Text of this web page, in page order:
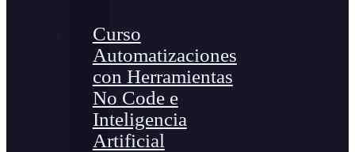
Curso
Automatizaciones
con Herramientas
No Code e
Inteligencia
Artificial